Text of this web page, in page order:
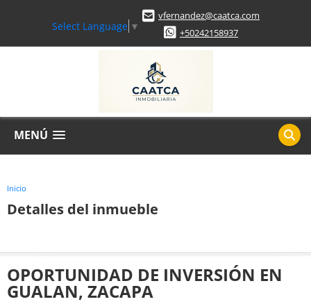
Select Language ▼
vfernandez@caatca.com
+50242158937
MENÚ
Inicio
Detalles del inmueble
OPORTUNIDAD DE INVERSIÓN EN
GUALAN, ZACAPA